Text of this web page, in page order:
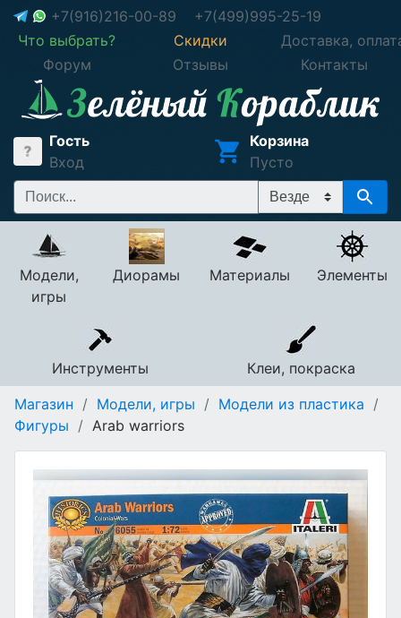
+7(916)216-00-89
+7(499)995-25-19
Что выбрать?
Скидки
Доставка,
Форум
Отзывы Контакты
Гость
Вход
Корзина
Пусто
Модели,
игры
Диорамы Материалы Элементы
Инструменты
Клеи, покраска
Магазин / Модели, игры / Модели из пластика /
Фигуры / Arab warriors